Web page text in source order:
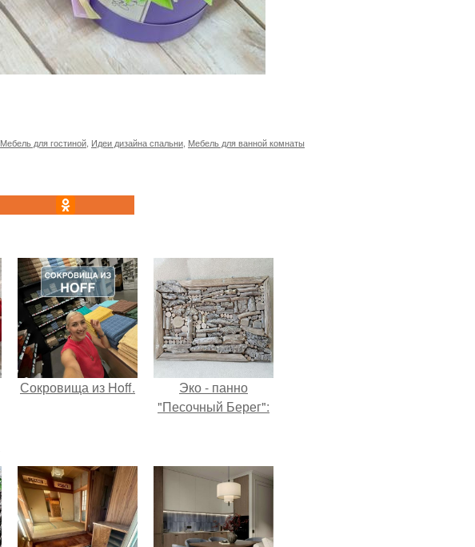
Мебель для гостиной Идеи дизайна спальни Мебель для ванной комнаты
Сокровища из Hoff.
Эко - панно
"Песочный Берег":